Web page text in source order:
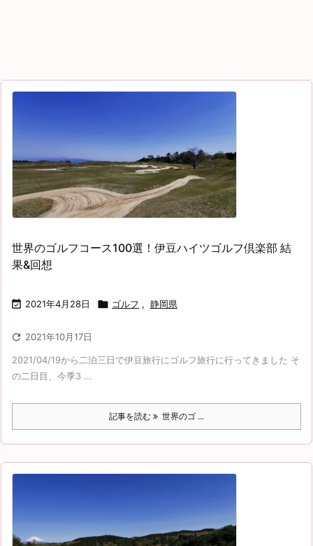
世界のゴルフコース100選！伊豆ハイツゴルフ倶楽部 結
果&回想
 2021年4月28日  ゴルフ , 静岡県
 2021年10月17日
2021/04/19から二泊三日で伊豆旅行にゴルフ旅行に行ってきました そ
の二日目、今季3 ...
記事を読む 世界のゴ ...